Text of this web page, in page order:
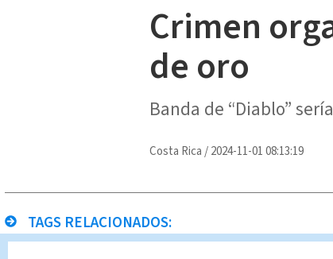
Crimen
de oro
Banda de “Diablo”
Costa Rica /2024-11-01 08:13:19
TAGS RELACIONADOS: